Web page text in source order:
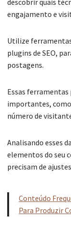
descobrir quais
engajamento e
Utilize
plugins de SEO,
postagens.
Essas
importantes,
número de
Analisando esses
elementos do seu
precisam de
Conteúdo
Para Produzir